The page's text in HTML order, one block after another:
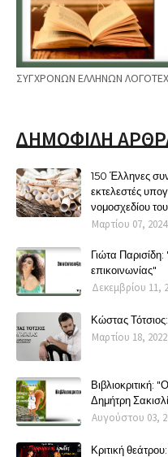
ΣΥΓΧΡΟΝΩΝ ΕΛΛΗΝΩΝ
ΔΗΜΟΦΙΛΗ
150 Έλληνες
εκτελεστές
νομοσχεδίου
Μαρτίου 07, 2024
Γιώτα
επικοινωνίας"
Δεκεμβρίου 11,
Κώστας
Μαρτίου 18, 2022
Βιβλιοκριτική:
Δημήτρη
Αυγούστου 03,
Κριτική